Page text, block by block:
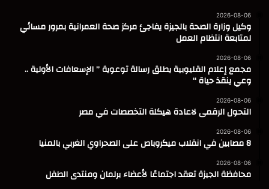
2026-08-06
وكيل وزارة الصحة بالجيزة يفاجئ مركز صحة العمرانية بمرور مسائي
لمتابعة انتظام العمل
2026-08-06
مجمع إعلام القليوبية يطلق رسالة توعوية ” الإسعافات الأولية ..
وعي ينقذ حياة “
2026-08-06
التحول الرقمى لاعادة هيكلة التخصصات في مصر
2026-08-06
8 مصابين في انقلاب ميكروباص على الصحراوي الغربي بالمنيا
2026-08-06
محافظة الجيزة تعقد اجتماعًا لأعضاء برلمان ومنتدى الطفل